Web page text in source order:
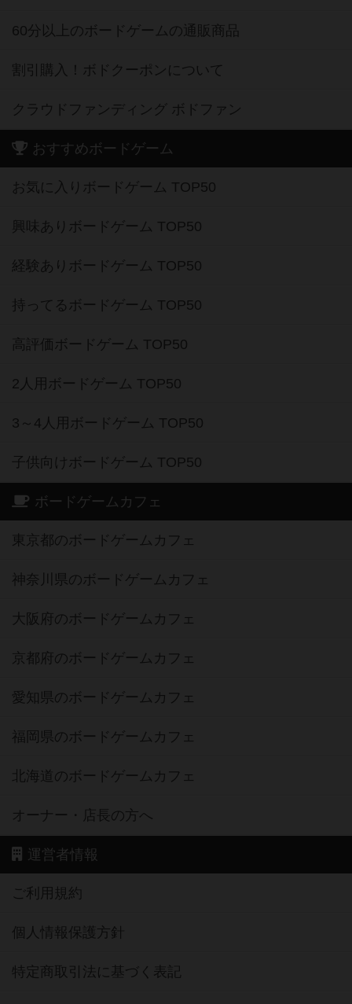
60分以上のボードゲームの通販商品
割引購入！ボドクーポンについて
クラウドファンディング ボドファン
おすすめボードゲーム
お気に入りボードゲーム TOP50
興味ありボードゲーム TOP50
経験ありボードゲーム TOP50
持ってるボードゲーム TOP50
高評価ボードゲーム TOP50
2人用ボードゲーム TOP50
3～4人用ボードゲーム TOP50
子供向けボードゲーム TOP50
ボードゲームカフェ
東京都のボードゲームカフェ
神奈川県のボードゲームカフェ
大阪府のボードゲームカフェ
京都府のボードゲームカフェ
愛知県のボードゲームカフェ
福岡県のボードゲームカフェ
北海道のボードゲームカフェ
オーナー・店長の方へ
運営者情報
ご利用規約
個人情報保護方針
特定商取引法に基づく表記